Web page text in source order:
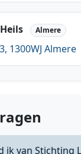
Almere
1300WJ Almere
ik van Stichting